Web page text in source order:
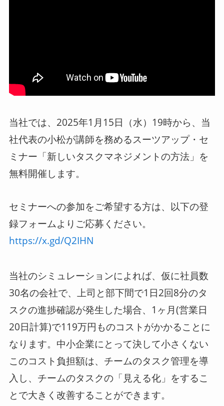
当社では、2025年1月15日（水）19時から、当
社代表の小松が講師を務めるスーツアップ・セ
ミナー「新しいタスクマネジメントの方法」を
無料開催します。
セミナーへの参加をご希望する方は、以下の登
録フォームよりご応募ください。
https://x.gd/Q2IHN
当社のシミュレーションによれば、仮に社員数
30名の会社で、上司と部下間で1日2回8分のタ
スクの進捗確認が発生した場合、1ヶ月(営業日
20日計算)で119万円ものコストがかかることに
なります。中小企業にとって決して小さくない
このコスト負担額は、チームのタスク管理を導
入し、チームのタスクの「見える化」をするこ
とで大きく改善することができます。